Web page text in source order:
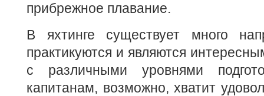
прибрежное плавание.
В яхтинге существует много
практикуются и являются
с различными уровнями
капитанам, возможно, хватит